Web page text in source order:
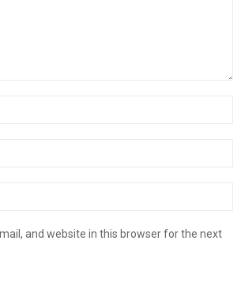
and website in this browser for the next